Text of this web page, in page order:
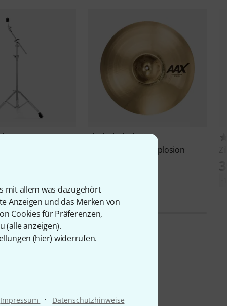
mit allem was dazugehört
Anzeigen und das Merken von
Cookies für Präferenzen,
(alle anzeigen).
(hier) widerrufen.
Impressum · Datenschutzhinweise
1569
46
18" AAX AAXplosion